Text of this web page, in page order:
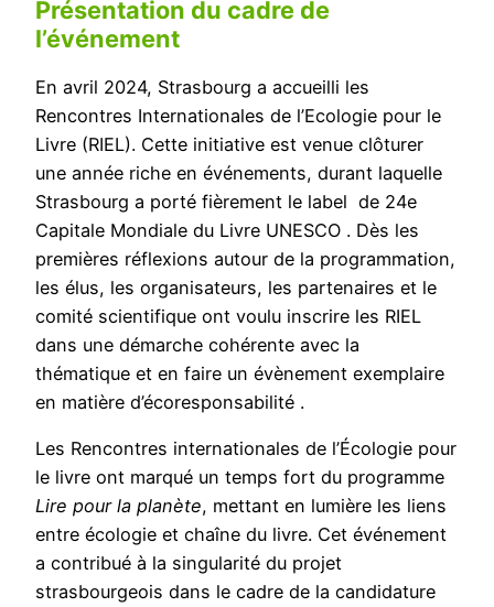
Présentation du cadre de
l’événement
En avril 2024, Strasbourg a accueilli les
Rencontres Internationales de l’Ecologie pour le
Livre (RIEL). Cette initiative est venue clôturer
une année riche en événements, durant laquelle
Strasbourg a porté fièrement le label de 24e
Capitale Mondiale du Livre UNESCO . Dès les
premières réflexions autour de la programmation,
les élus, les organisateurs, les partenaires et le
comité scientifique ont voulu inscrire les RIEL
dans une démarche cohérente avec la
thématique et en faire un évènement exemplaire
en matière d’écoresponsabilité .
Les Rencontres internationales de l’Écologie pour
le livre ont marqué un temps fort du programme
Lire pour la planète, mettant en lumière les liens
entre écologie et chaîne du livre. Cet événement
a contribué à la singularité du projet
strasbourgeois dans le cadre de la candidature